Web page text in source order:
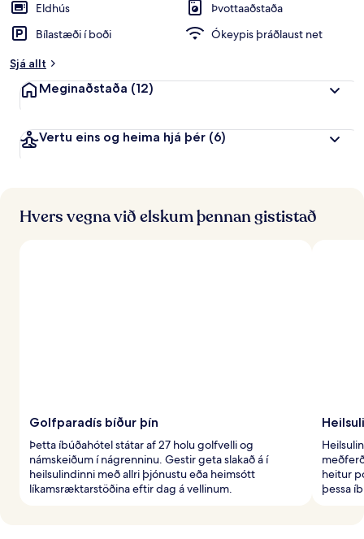
Eldhús
Þvottaaðstaða
Bílastæði í boði
Ókeypis þráðlaust net
Sjá allt
Meginaðstaða (12)
Vertu eins og heima hjá þér (6)
Hvers vegna við elskum þennan gististað
Golfparadís bíður þín
Þetta íbúðahótel státar af 27 holu golfvelli og
námskeiðum í nágrenninu. Gestir geta slakað á í
heilsulindinni með allri þjónustu eða heimsótt
líkamsræktarstöðina eftir dag á vellinum.
heitur
þessa